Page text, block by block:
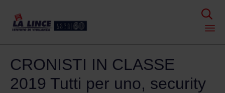

to
CRONISTI IN CLASSE
2019 Tutti per uno, security